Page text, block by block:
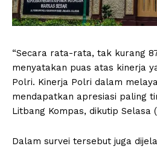
“Secara rata-rata, tak kurang
menyatakan puas atas kinerja
Polri. Kinerja Polri dalam
mendapatkan apresiasi paling
Litbang Kompas, dikutip Selasa
Dalam survei tersebut juga